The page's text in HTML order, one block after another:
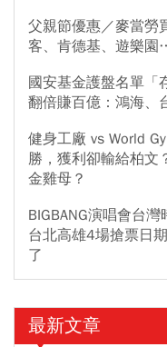
父親節優惠／麥當勞
客、肯德基、遊樂
國安基金護盤名單「
翻倍賺百億：鴻海、
健身工廠 vs World
勝，獲利卻輸給柏
金雞母？
BIGBANG演唱會台
台北高雄4場搶票日
了
最新文章